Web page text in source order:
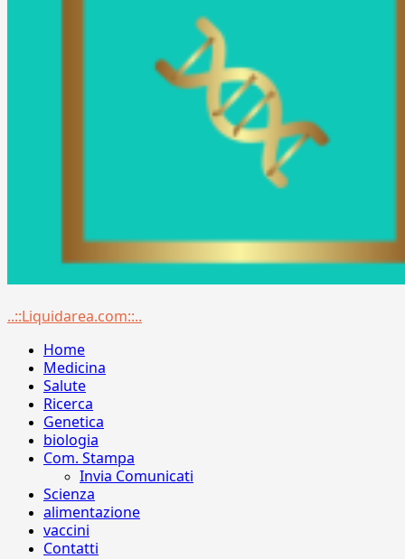
Menu
..::Liquidarea.com::..
Home
Medicina
Salute
Ricerca
Genetica
biologia
Com. Stampa
Invia Comunicati
Scienza
alimentazione
vaccini
Contatti